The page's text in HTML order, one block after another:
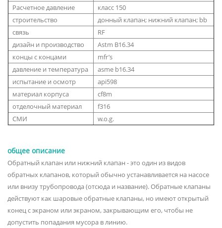
Расчетное давление
класс 150
строительство
донный клапан; нижний клапан; bb
связь
RF
дизайн и производство
Astm B16.34
концы с концами
mfr’s
давление и температура
asme b16.34
испытание и осмотр
api598
материал корпуса
cf8m
отделочный материал
f316
СМИ
w.o.g.
общее описание
Обратный клапан или нижний клапан - это один из видов
обратных клапанов, который обычно устанавливается на насосе
или внизу трубопровода (отсюда и название). Обратные клапаны
действуют как шаровые обратные клапаны, но имеют открытый
конец с экраном или экраном, закрывающим его, чтобы не
допустить попадания мусора в линию.